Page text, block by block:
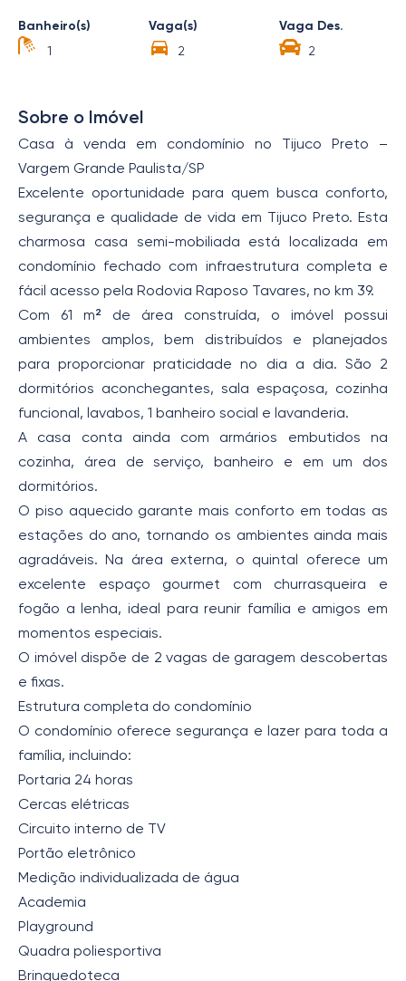
Banheiro(s)
1
Vaga(s)
2
Vaga Des.
2
Sobre o Imóvel
Casa à venda em condomínio no Tijuco Preto –
Vargem Grande Paulista/SP
Excelente oportunidade para quem busca conforto,
segurança e qualidade de vida em Tijuco Preto. Esta
charmosa casa semi-mobiliada está localizada em
condomínio fechado com infraestrutura completa e
fácil acesso pela Rodovia Raposo Tavares, no km 39.
Com 61 m² de área construída, o imóvel possui
ambientes amplos, bem distribuídos e planejados
para proporcionar praticidade no dia a dia. São 2
dormitórios aconchegantes, sala espaçosa, cozinha
funcional, lavabos, 1 banheiro social e lavanderia.
A casa conta ainda com armários embutidos na
cozinha, área de serviço, banheiro e em um dos
dormitórios.
O piso aquecido garante mais conforto em todas as
estações do ano, tornando os ambientes ainda mais
agradáveis. Na área externa, o quintal oferece um
excelente espaço gourmet com churrasqueira e
fogão a lenha, ideal para reunir família e amigos em
momentos especiais.
O imóvel dispõe de 2 vagas de garagem descobertas
e fixas.
Estrutura completa do condomínio
O condomínio oferece segurança e lazer para toda a
família, incluindo:
Portaria 24 horas
Cercas elétricas
Circuito interno de TV
Portão eletrônico
Medição individualizada de água
Academia
Playground
Quadra poliesportiva
Brinquedoteca